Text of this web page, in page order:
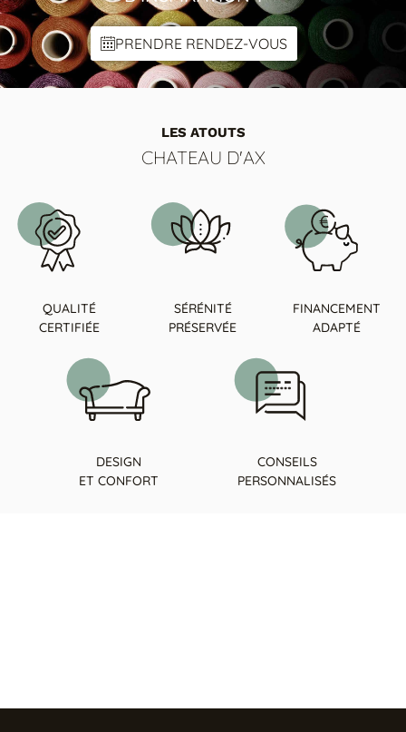
COLORIS 2
Others
Cat 6 : Cuir Aniline
Cat B : Tissu B
Cat Spécial : Tissu Spécial
PRENDRE RENDEZ-VOUS
LES ATOUTS
CHATEAU D'AX
QUALITÉ
CERTIFIÉE
SÉRÉNITÉ
PRÉSERVÉE
FINANCEMENT
ADAPTÉ
DESIGN
ET CONFORT
CONSEILS
PERSONNALISÉS